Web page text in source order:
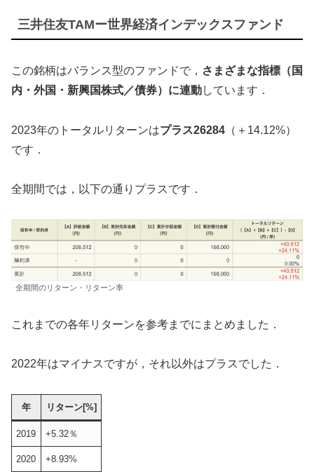
三井住友TAMー世界経済インデックスファンド
この銘柄はバランス型のファンドで， さまざまな指標（国
内・外国・新興国株式／債券）に連動しています．
2023年のトータルリターンはプラス26284 （＋14.12%）
です．
全期間では，以下の通りプラスです．
全期間のリターン・リターン率
これまでの各年リターンを参考までにまとめました．
2022年はマイナスですが，それ以外はプラスでした．
年 リターン[%]
2019 +5.32％
2020 +8.93%